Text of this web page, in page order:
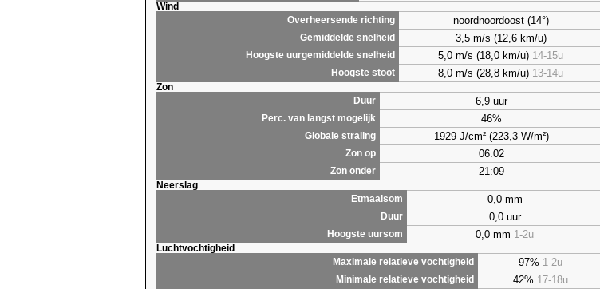
Wind
Overheersende richting
noordnoordoost (14°)
Gemiddelde snelheid 3,5 m/s (12,6 km/u)
Hoogste uurgemiddelde snelheid 5,0 m/s (18,0 km/u) 14-15u
Hoogste stoot 8,0 m/s (28,8 km/u) 13-14u
Zon
Duur
6,9 uur
Perc. van langst mogelijk 46%
Globale straling 1929 J/cm² (223,3 W/m²)
Zon op 06:02
Zon onder 21:09
Neerslag
Etmaalsom
0,0 mm
Duur 0,0 uur
Hoogste uursom 0,0 mm 1-2u
Luchtvochtigheid
Maximale relatieve vochtigheid
97% 1-2u
Minimale relatieve vochtigheid 42% 17-18u